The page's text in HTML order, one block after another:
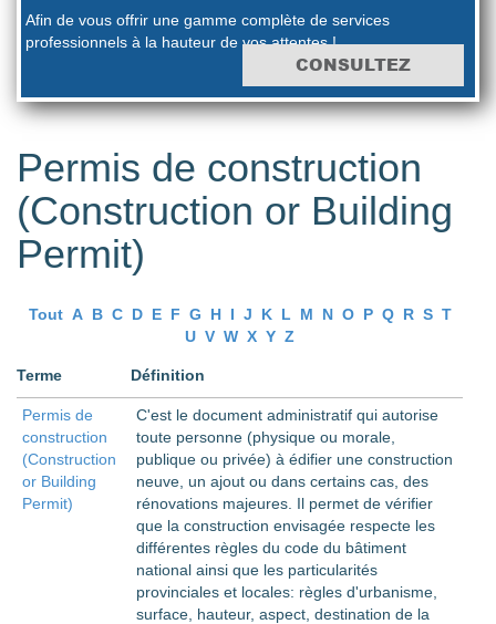
Afin de vous offrir une gamme complète de services
professionnels à la hauteur de vos attentes !
CONSULTEZ
Permis de construction
(Construction or Building
Permit)
Tout A B C D E F G H I J K L M N O P Q R S T
U V W X Y Z
Terme Définition
Permis de
construction
(Construction
or Building
Permit)
C'est le document administratif qui autorise
toute personne (physique ou morale,
publique ou privée) à édifier une construction
neuve, un ajout ou dans certains cas, des
rénovations majeures. Il permet de vérifier
que la construction envisagée respecte les
différentes règles du code du bâtiment
national ainsi que les particularités
provinciales et locales: règles d'urbanisme,
surface, hauteur, aspect, destination de la